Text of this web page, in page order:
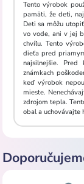
Tento výrobok
pamäti, že deti,
Deti sa môžu
vo vode, ani v jej
chvíľu. Tento
dieťa pred
najsilnejšie. Pred
známkach
keď výrobok
mieste.
zdrojom tepla.
obal a uchovávajte